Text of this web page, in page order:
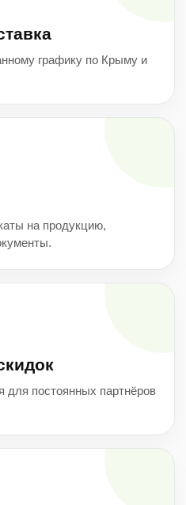
графику по Крыму и
на продукцию,
постоянных партнёров